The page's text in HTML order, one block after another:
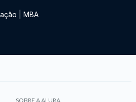
MBA
SOBRE A ALURA